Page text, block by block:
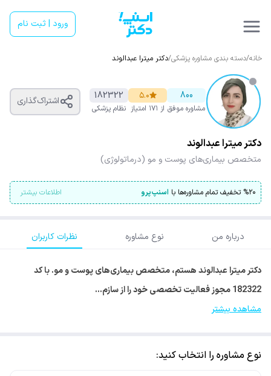
ورود | ثبت نام
خانه/دسته بندی مشاوره پزشکی/دکتر میترا عبدالوند
800
مشاوره موفق
۵.۰
از ۱۷۱ امتیاز
182322
نظام پزشکی
اشتراک‌گذاری
دکتر میترا عبدالوند
متخصص بیماری‌های پوست و مو (درماتولوژی)
%۲۰ تخفیف تمام مشاوره‌ها با اسنپ‌پرو اطلاعات بیشتر
درباره من نوع مشاوره نظرات کاربران
دکتر میترا عبدالوند هستم، متخصص بیماری‌های پوست و مو. با کد
182322 مجوز فعالیت تخصصی خود را از سازم…
مشاهده بیشتر
نوع مشاوره را انتخاب کنید: